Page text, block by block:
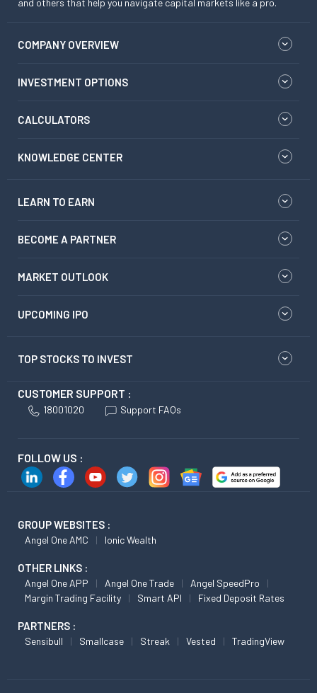
and others that help you navigate capital markets like a pro.
COMPANY OVERVIEW
INVESTMENT OPTIONS
CALCULATORS
KNOWLEDGE CENTER
LEARN TO EARN
BECOME A PARTNER
MARKET OUTLOOK
UPCOMING IPO
TOP STOCKS TO INVEST
CUSTOMER SUPPORT :
18001020 Support FAQs
FOLLOW US :
GROUP WEBSITES :
Angel One AMC Ionic Wealth
OTHER LINKS :
Angel One APP Angel One Trade
Angel SpeedPro
Margin Trading Facility
Smart API Fixed Deposit Rates
PARTNERS :
Sensibull Smallcase Streak Vested TradingView